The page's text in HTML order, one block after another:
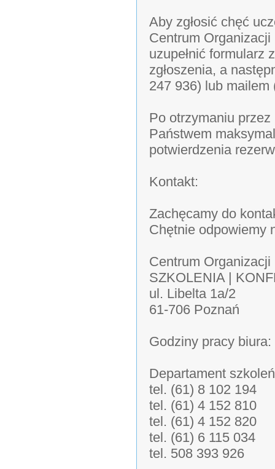
Aby zgłosić chęć
Centrum
uzupełnić formularz
zgłoszenia, a
247 936) lub
Po otrzymaniu
Państwem
potwierdzenia
Kontakt:
Zachęcamy do
Chętnie odpowiemy
Centrum
SZKOLENIA |
ul. Libelta 1a/2
61-706 Poznań
Godziny pracy
Departament
tel. (61) 8 102 194
tel. (61) 4 152 810
tel. (61) 4 152 820
tel. (61) 6 115 034
tel. 508 393 926